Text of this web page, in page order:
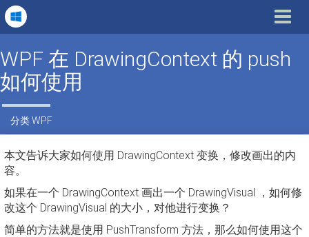
Toggle
WPF 在 DrawingContext 的 push
如何使用
分类WPF
本文告诉大家如何使用 DrawingContext 变换，修改画出的内
容。
如果在一个 DrawingContext 画出一个 DrawingVisual ，如何修
改这个 DrawingVisual 的大小，对他进行变换？
简单的方法就是使用 PushTransform 方法，那么如何使用这个